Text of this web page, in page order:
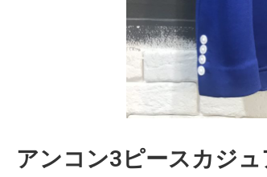
アンコン3ピースカジ